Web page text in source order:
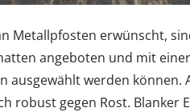
Metallpfosten erwünscht,
angeboten und mit einer
ausgewählt werden können.
robust gegen Rost. Blanker